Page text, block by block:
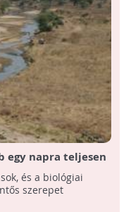
egy napra teljesen
és a biológiai
szerepet